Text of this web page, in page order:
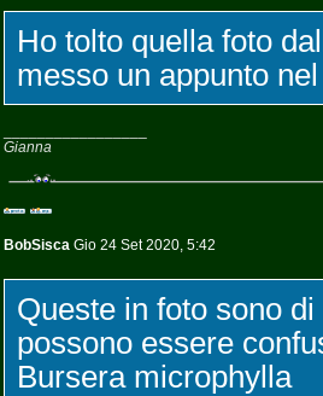
Ho tolto quella foto
messo un appunto
Gianna
BobSisca Gio 24 Set 2020, 5:42
Queste in foto sono
possono essere
Bursera microphylla